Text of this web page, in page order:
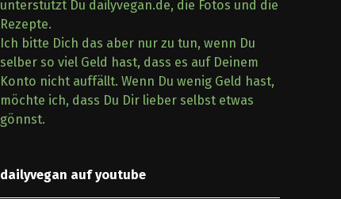
unterstützt Du dailyvegan.de, die Fotos und die
Rezepte.
Ich bitte Dich das aber nur zu tun, wenn Du
selber so viel Geld hast, dass es auf Deinem
Konto nicht auffällt. Wenn Du wenig Geld hast,
möchte ich, dass Du Dir lieber selbst etwas
gönnst.
dailyvegan auf youtube